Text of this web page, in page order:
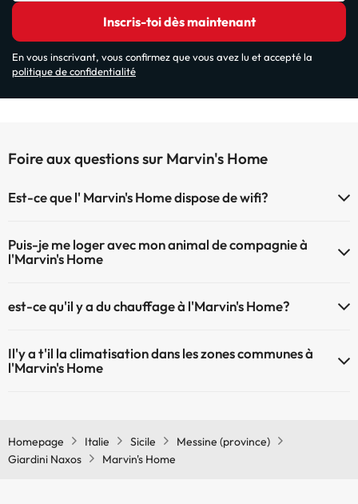
Inscris-toi dès maintenant
En vous inscrivant, vous confirmez que vous avez lu et accepté la
politique de confidentialité
Foire aux questions sur Marvin's Home
Est-ce que l' Marvin's Home dispose de wifi?
Puis-je me loger avec mon animal de compagnie à
l'Marvin's Home
(sous demande et de payement à la réception). Consultez les
est-ce qu'il y a du chauffage à l'Marvin's Home?
Il'y a t'il la climatisation dans les zones communes à
l'Marvin's Home
Homepage Italie Sicile
Messine (province)
Giardini Naxos
Marvin's Home